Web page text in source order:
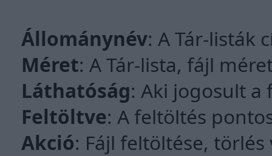
Állománynév: A Tár-listák
Méret: A Tár-lista, fájl
Láthatóság: Aki jogosult a
Feltöltve: A feltöltés
Akció: Fájl feltöltése,